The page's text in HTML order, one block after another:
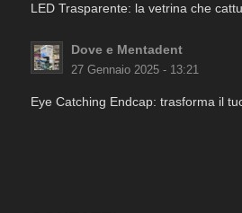
LED Trasparente: la vetrina che
Dove e Mentadent
27 Gennaio 2025 - 13:21
Eye Catching Endcap: trasforma il